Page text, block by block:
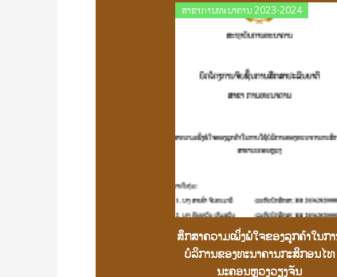
ສາຂາການທະນາຄານ 2023-2024
ສຶກສາຄວາມເພິ່ງພໍໃຈຂອງລູກຄ້າໃນກ
ບໍລິການຂອງທະນາຄານກະສິກອນໄທ
ນະຄອນຫຼວງວຽງຈັນ
Posted
on